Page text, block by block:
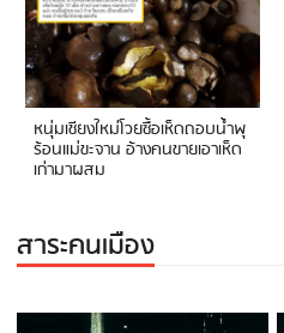
หนุ่มเชียงใหม่โวยซื้อเห็ดถอบน้ำพุ
ร้อนแม่ขะจาน อ้างคนขายเอาเห็ด
เก่ามาผสม
สาระคนเมือง